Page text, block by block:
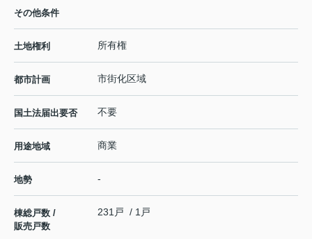
その他条件
土地権利 所有権
都市計画 市街化区域
国土法届出要否 不要
用途地域 商業
地勢 -
棟総戸数 /
販売戸数
231戸 / 1戸